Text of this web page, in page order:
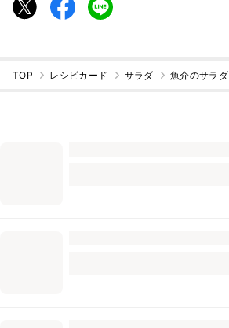
TOP レシピカード サラダ 魚介のサラダ